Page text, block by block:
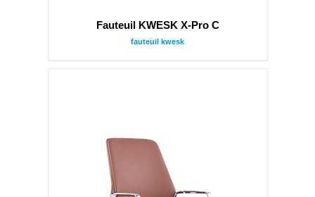
Fauteuil KWESK X-Pro C
fauteuil kwesk